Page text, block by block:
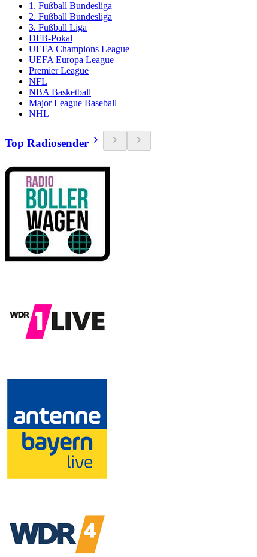
1. Fußball Bundesliga
2. Fußball Bundesliga
3. Fußball Liga
DFB-Pokal
UEFA Champions League
UEFA Europa League
Premier League
NFL
NBA Basketball
Major League Baseball
NHL
Top Radiosender